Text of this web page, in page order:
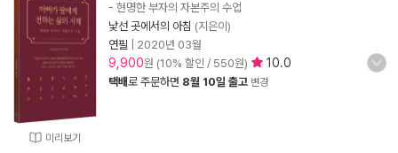
미리보기
- 현명한 부자의 자본주의 수업
낯선 곳에서의 아침 (지은이)
연필
2020년 03월
9,900원 (10% 할인 / 550원) 10.0
택배로 주문하면 8월 10일 출고 변경